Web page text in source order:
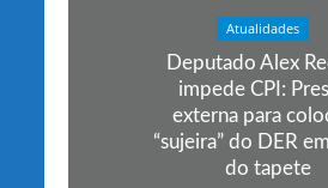
Atualidades
Deputado Alex
impede CPI:
externa para
“sujeira” do DER
do tapete